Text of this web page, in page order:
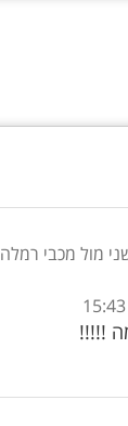
מול מכבי רמלה
!!!!!